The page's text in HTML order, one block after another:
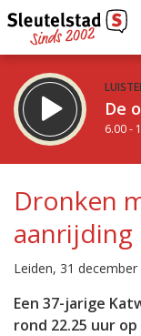
De
6.00 -
De middag
12.00 - 18.00 uur
Vorig uur
Inklappen
Dronken
aanrijding
Leiden, 31
Een 37-jarige
rond 22.25 uur